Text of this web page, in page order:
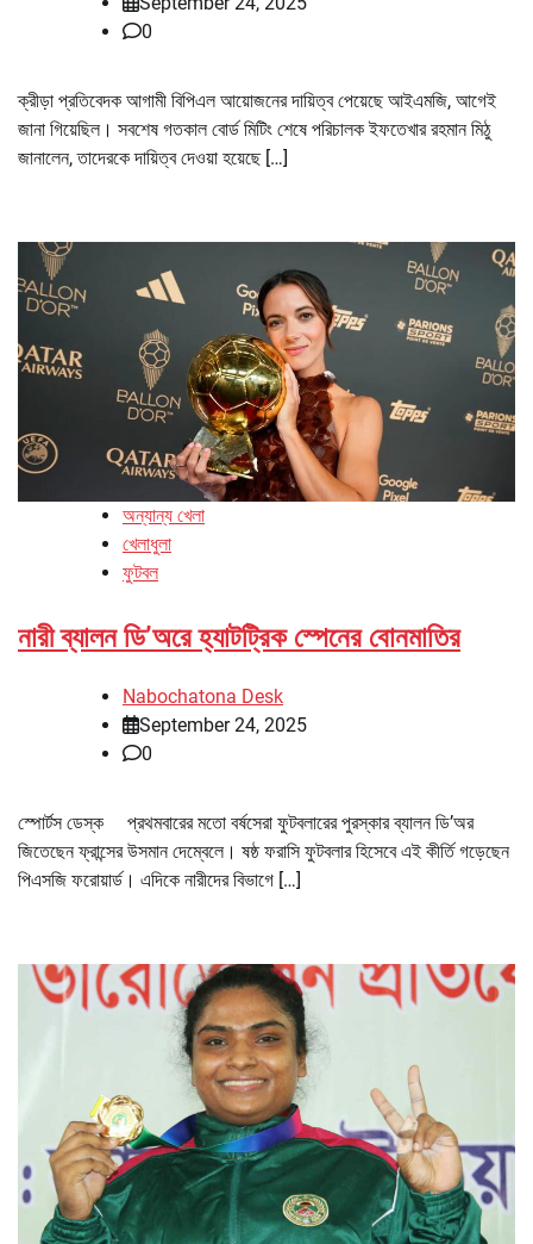
0
ক্রীড়া প্রতিবেদক আগামী বিপিএল আয়োজনের দায়িত্ব পেয়েছে আইএমজি, আগেই
জানা গিয়েছিল। সবশেষ গতকাল বোর্ড মিটিং শেষে পরিচালক ইফতেখার রহমান মিঠু
জানালেন, তাদেরকে দায়িত্ব দেওয়া হয়েছে […]
অন্যান্য খেলা
খেলাধুলা
ফুটবল
নারী ব্যালন ডি’অরে হ্যাটট্রিক স্পেনের বোনমাতির
Nabochatona Desk
September 24, 2025
0
স্পোর্টস ডেস্ক প্রথমবারের মতো বর্ষসেরা ফুটবলারের পুরস্কার ব্যালন ডি’অর
জিতেছেন ফ্রান্সের উসমান দেম্বেলে। ষষ্ঠ ফরাসি ফুটবলার হিসেবে এই কীর্তি গড়েছেন
পিএসজি ফরোয়ার্ড। এদিকে নারীদের বিভাগে […]